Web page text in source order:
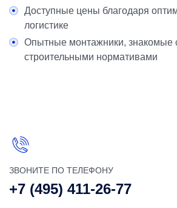
Доступные цены благодаря
логистике
Опытные монтажники, знакомые
строительными нормативами
ЗВОНИТЕ ПО ТЕЛЕФОНУ
+7 (495) 411-26-77